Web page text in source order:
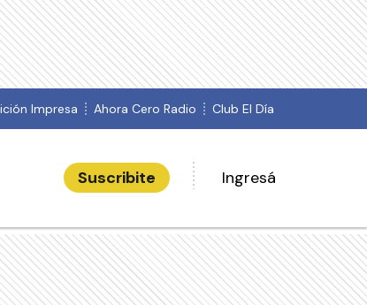
Impresa Ahora Cero Radio Club El Día
Suscribite Ingresá